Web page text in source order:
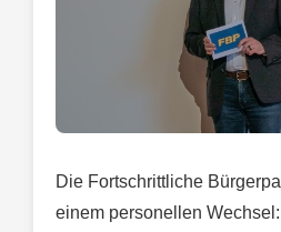
Die Fortschrittliche
einem personellen